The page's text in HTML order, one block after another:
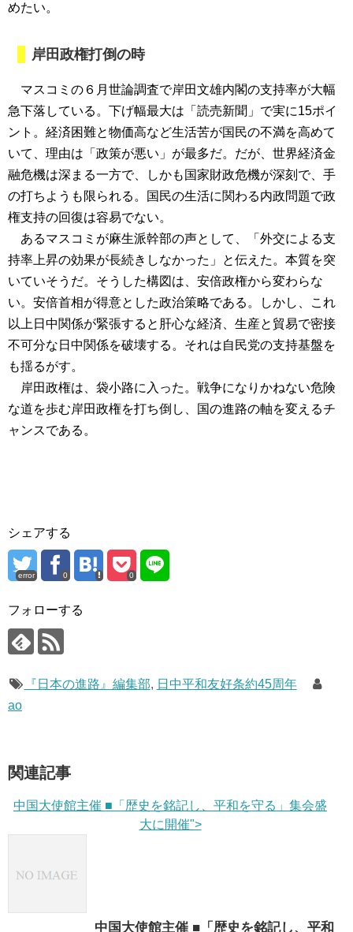
めたい。
岸田政権打倒の時
マスコミの６月世論調査で岸田文雄内閣の支持率が大幅
急下落している。下げ幅最大は「読売新聞」で実に15ポイ
ント。経済困難と物価高など生活苦が国民の不満を高めて
いて、理由は「政策が悪い」が最多だ。だが、世界経済金
融危機は深まる一方で、しかも国家財政危機が深刻で、手
の打ちようも限られる。国民の生活に関わる内政問題で政
権支持の回復は容易でない。
あるマスコミが麻生派幹部の声として、「外交による支
持率上昇の効果が長続きしなかった」と伝えた。本質を突
いていそうだ。そうした構図は、安倍政権から変わらな
い。安倍首相が得意とした政治策略である。しかし、これ
以上日中関係が緊張すると肝心な経済、生産と貿易で密接
不可分な日中関係を破壊する。それは自民党の支持基盤を
も揺るがす。
岸田政権は、袋小路に入った。戦争になりかねない危険
な道を歩む岸田政権を打ち倒し、国の進路の軸を変えるチ
ャンスである。
シェアする
error 0 0
フォローする
『日本の進路』編集部, 日中平和友好条約45周年
ao
関連記事
中国大使館主催 ■「歴史を銘記し、平和を守る」集会盛
大に開催">
中国大使館主催 ■「歴史を銘記し、平和